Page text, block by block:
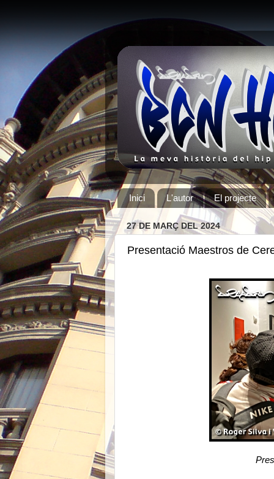
Inici L'autor El projecte
27 DE MARÇ DEL 2024
Presentació Maestros de